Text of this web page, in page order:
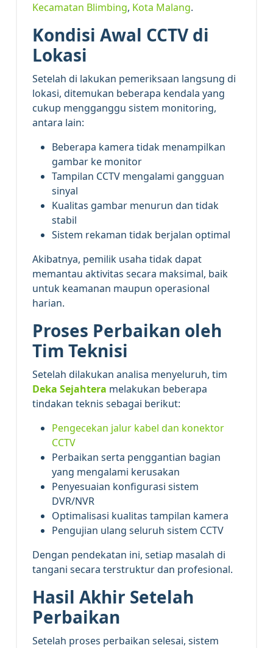
Kecamatan Blimbing, Kota Malang.
Kondisi Awal CCTV di
Lokasi
Setelah di lakukan pemeriksaan langsung di
lokasi, ditemukan beberapa kendala yang
cukup mengganggu sistem monitoring,
antara lain:
Beberapa kamera tidak menampilkan
gambar ke monitor
Tampilan CCTV mengalami gangguan
sinyal
Kualitas gambar menurun dan tidak
stabil
Sistem rekaman tidak berjalan optimal
Akibatnya, pemilik usaha tidak dapat
memantau aktivitas secara maksimal, baik
untuk keamanan maupun operasional
harian.
Proses Perbaikan oleh
Tim Teknisi
Setelah dilakukan analisa menyeluruh, tim
Deka Sejahtera melakukan beberapa
tindakan teknis sebagai berikut:
Pengecekan jalur kabel dan konektor
CCTV
Perbaikan serta penggantian bagian
yang mengalami kerusakan
Penyesuaian konfigurasi sistem
DVR/NVR
Optimalisasi kualitas tampilan kamera
Pengujian ulang seluruh sistem CCTV
Dengan pendekatan ini, setiap masalah di
tangani secara terstruktur dan profesional.
Hasil Akhir Setelah
Perbaikan
Setelah proses perbaikan selesai, sistem